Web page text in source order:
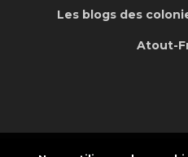
Les blogs des
Atout-